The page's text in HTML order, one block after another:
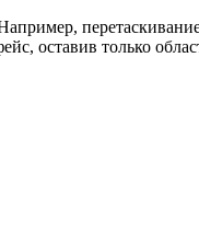
перетаскивание
оставив только